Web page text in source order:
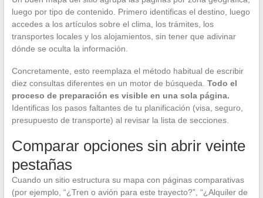
luego por tipo de contenido. Primero identificas el destino, luego
accedes a los artículos sobre el clima, los trámites, los
transportes locales y los alojamientos, sin tener que adivinar
dónde se oculta la información.
Concretamente, esto reemplaza el método habitual de escribir
diez consultas diferentes en un motor de búsqueda. Todo el
proceso de preparación es visible en una sola página.
Identificas los pasos faltantes de tu planificación (visa, seguro,
presupuesto de transporte) al revisar la lista de secciones.
Comparar opciones sin abrir veinte
pestañas
Cuando un sitio estructura su mapa con páginas comparativas
(por ejemplo, “¿Tren o avión para este trayecto?”, “¿Alquiler de